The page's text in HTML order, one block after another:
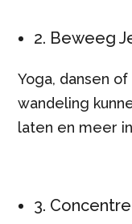
2. Beweeg
Yoga, dansen
wandeling
laten en meer
3.